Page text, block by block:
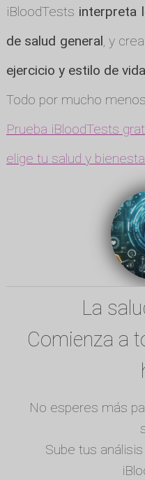
iBloodTests interpreta
de salud general, y
ejercicio y estilo de vida
Todo por mucho
Prueba iBloodTests
elige tu salud y
La
Comienza a
No esperes más
Sube tus